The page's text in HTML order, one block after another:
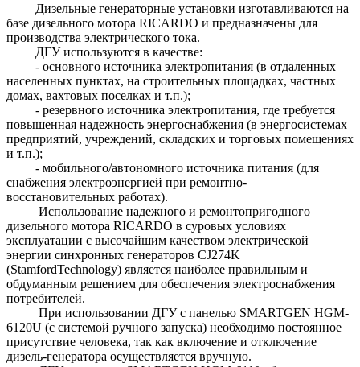
Дизельные генераторные установки изготавливаются на
базе дизельного мотора RICARDO и предназначены для
производства электрического тока.
ДГУ используются в качестве:
- основного источника электропитания (в отдаленных
населенных пунктах, на строительных площадках, частных
домах, вахтовых поселках и т.п.);
- резервного источника электропитания, где требуется
повышенная надежность энергоснабжения (в энергосистемах
предприятий, учреждений, складских и торговых помещениях
и т.п.);
- мобильного/автономного источника питания (для
снабжения электроэнергией при ремонтно-
восстановительных работах).
Использование надежного и ремонтопригодного
дизельного мотора RICARDO в суровых условиях
эксплуатации с высочайшим качеством электрической
энергии синхронных генераторов CJ274K
(StamfordTechnology) является наиболее правильным и
обдуманным решением для обеспечения электроснабжения
потребителей.
При использовании ДГУ с панелью SMARTGEN HGM-
6120U (с системой ручного запуска) необходимо постоянное
присутствие человека, так как включение и отключение
дизель-генератора осуществляется вручную.